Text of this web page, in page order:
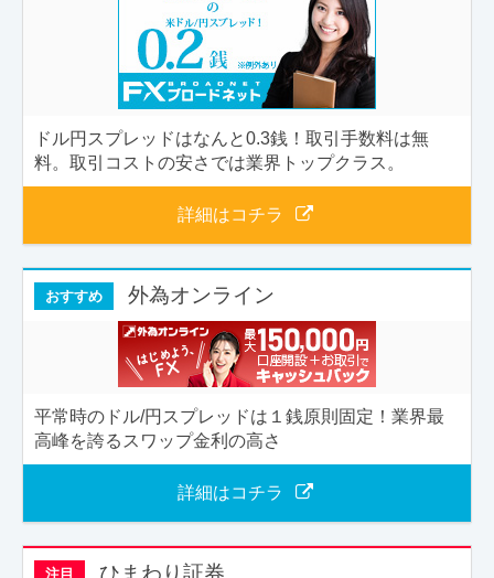
ドル円スプレッドはなんと0.3銭！取引手数料は無
料。取引コストの安さでは業界トップクラス。
詳細はコチラ
おすすめ 外為オンライン
平常時のドル/円スプレッドは１銭原則固定！業界最
高峰を誇るスワップ金利の高さ
詳細はコチラ
注目 ひまわり証券